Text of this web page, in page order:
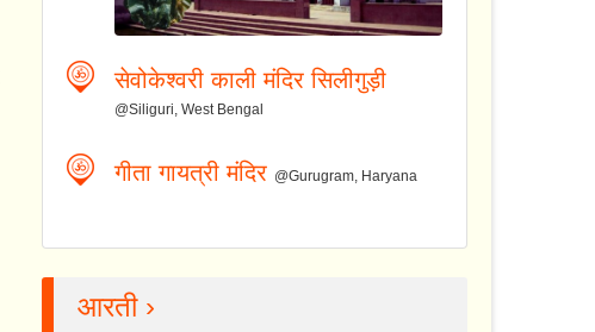
सेवोकेश्वरी काली मंदिर सिलीगुड़ी
@Siliguri, West Bengal
गीता गायत्री मंदिर @Gurugram, Haryana
आरती ›